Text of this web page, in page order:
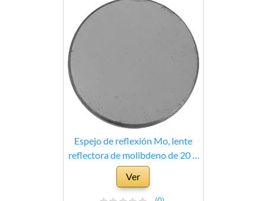
Espejo de reflexión Mo, lente
reflectora de molibdeno de 20 ×
3 mm para tubos láser con
potencia inferior a 100 W, espejo
láser para máquina cortadora de
Ver